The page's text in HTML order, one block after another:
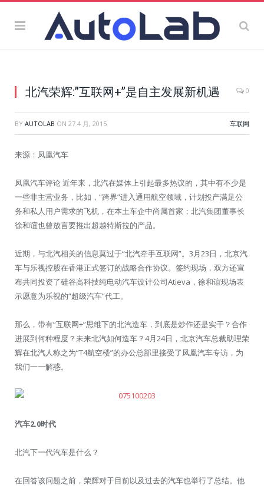
北汽荣辉:”互联网+”是自主发展新机遇 0
BY AUTOLAB ON 27 4 月, 2015 车联网
来源：凤凰汽车
凤凰汽车评论 近年来，北汽在媒体上引起最多热议的，其中有不少是
一些非主营业务，比如，“跨界”进入通用航空领域，计划投产满足公
务和私人用户需求的飞机，在本土车企中尚属首家；北汽集团董事长
徐和谊也曾放言要推出超越特斯拉的产品。
近期，与北汽相关的信息莫过于“北汽牵手互联网”。3月23日，北京汽
车与乐视控股在香港正式签订的战略合作协议。签约现场，双方还宣
布共同投资了硅谷高科技纯电动汽车设计公司Atieva，徐和谊现场表
示愿意为乐视的“超级汽车”代工。
那么，带有“互联网+”思维下的北汽造车，到底是炒作还是实干？合作
进展到何种程度？未来北汽如何造车？4月24日，北京汽车总裁助理荣
辉在北汽人称之为“T4航空楼”的办公总部里接受了凤凰汽车专访，为
我们一一解惑。
汽车2.0时代
北汽下一代汽车是什么？
在回答该问题之前，荣辉对于目前以及过去的汽车也举行了总结。他